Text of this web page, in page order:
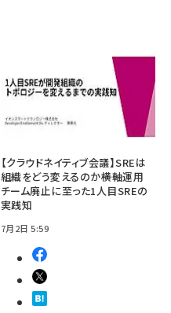
【クラウドネイティブ会議】SREは
組織をどう変えるのか――横軸運用
チーム廃止に至った1人目SREの
実践知
7月2日 5:59